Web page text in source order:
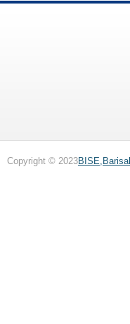
Copyright © 2023BISE,Barisal